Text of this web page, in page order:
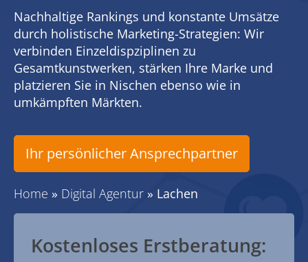
Nachhaltige Rankings und konstante Umsätze
durch holistische Marketing-Strategien: Wir
verbinden Einzeldispziplinen zu
Gesamtkunstwerken, stärken Ihre Marke und
platzieren Sie in Nischen ebenso wie in
umkämpften Märkten.
Ihr persönlicher Ansprechpartner
Home » Digital Agentur » Lachen
Kostenloses Erstberatung: